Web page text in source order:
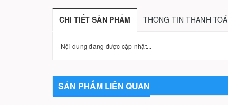
CHI TIẾT SẢN PHẨM THÔNG TIN THANH
Nội dung đang được cập nhật...
SẢN PHẨM LIÊN QUAN